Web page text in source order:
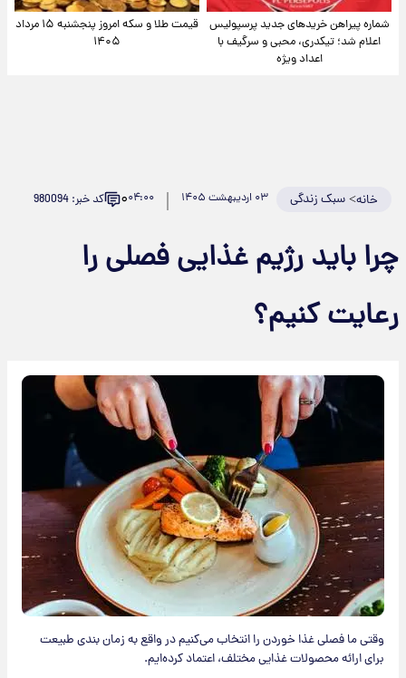
شماره پیراهن خریدهای جدید پرسپولیس
اعلام شد؛ تیکدری، محبی و سرگیف با
اعداد ویژه
قیمت طلا و سکه امروز پنجشنبه ۱۵ مرداد
۱۴۰۵
خانه>سبک زندگی ۰۳ اردیبهشت ۱۴۰۵ ۰۴:۰۰۰ کد خبر: 980094
چرا باید رژیم غذایی فصلی را
رعایت کنیم؟
وقتی ما فصلی غذا خوردن را انتخاب می‌کنیم در واقع به زمان بندی طبیعت
برای ارائه محصولات غذایی مختلف، اعتماد کرده‌ایم.